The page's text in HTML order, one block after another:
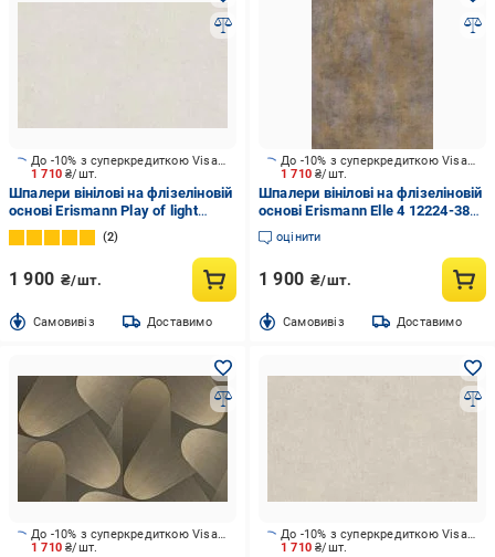
1 710₴/шт.
До -10% з суперкредиткою Visa Вигода
Шпалери вінілові на флізеліновій
основі Erismann Play of light
12203-14 1,06x10,05 м
2
1 900 ₴/шт.
Cамовивіз Доставимо
1 710₴/шт.
До -10% з суперкредиткою Visa Вигода
Шпалери вінілові на флізеліновій
основі Erismann Elle 4 12224-38
1,06x10,05 м
оцінити
1 900 ₴/шт.
Cамовивіз Доставимо
1 710₴/шт.
До -10% з суперкредиткою Visa Вигода
1 710₴/шт.
До -10% з суперкредиткою Visa Вигода